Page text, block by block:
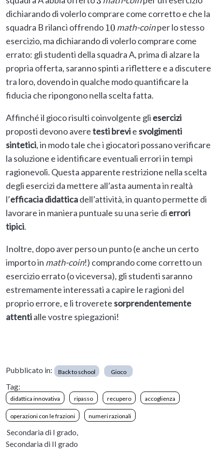
dichiarando di volerlo comprare come corretto e che la
squadra B rilanci offrendo10 math-coinper lo stesso
esercizio, ma dichiarando di volerlo comprare come
errato: gli studenti della squadra A, prima di alzare la
propria offerta, saranno spinti a riflettere e a discutere
tra loro, dovendo in qualche modo quantificare la
fiducia che ripongono nella scelta fatta.
Affinché il gioco risulti coinvolgente gli esercizi
proposti devono averetesti breviesvolgimenti
sintetici, in modo tale che i giocatori possano verificare
la soluzione e identificare eventuali errori in tempi
ragionevoli. Questa apparente restrizione nella scelta
degli esercizi da mettere all’asta aumenta in realtà
l’efficacia didatticadell’attività, in quanto permette di
lavorare in maniera puntuale su una serie di errori
tipici.
Inoltre, dopo aver perso un punto (e anche un certo
importo in math-coin!) comprando come corretto un
esercizio errato (o viceversa), gli studenti saranno
estremamente interessati a capire le ragioni del
proprio errore, e li troveretesorprendentemente
attentialle vostre spiegazioni!
Pubblicato in: Back to school Gioco
Tag:
didattica innovativa ripasso recupero accoglienza
operazioni con le frazioni numeri razionali
Secondaria di I grado,
Secondaria di II grado